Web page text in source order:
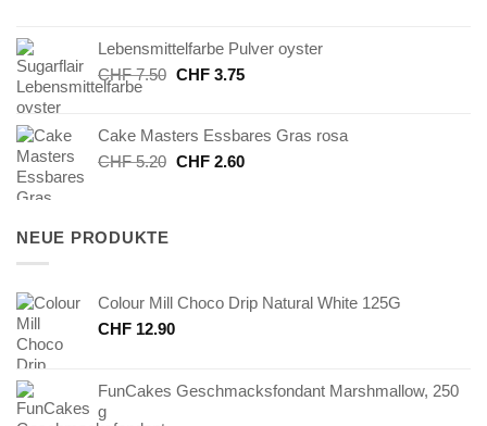
CHF 8.80CHF 4.40.
Lebensmittelfarbe Pulver oyster
CHF7.50 Ursprünglicher
CHF 7.50
CHF3.75Aktueller
CHF 3.75.
Cake Masters Essbares Gras rosa
CHF5.20 Ursprünglicher
CHF2.60Aktueller
NEUE PRODUKTE
Colour Mill Choco Drip Natural White 125G
CHF 12.90
FunCakes Geschmacksfondant Marshmallow, 250
g